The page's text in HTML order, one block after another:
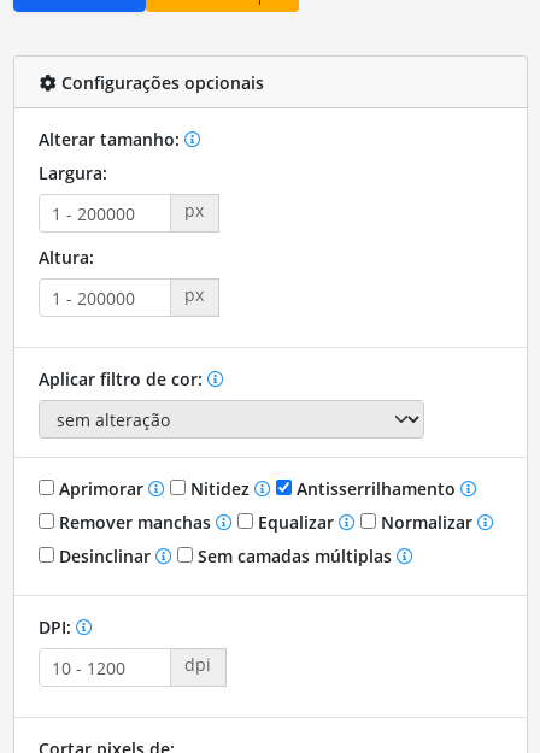
Configurações opcionais
Alterar tamanho:
Largura:
px
Altura:
px
Aplicar filtro de cor:
Aprimorar Nitidez
Antisserrilhamento
Remover manchas
Equalizar
Normalizar
Desinclinar
Sem camadas múltiplas
DPI:
dpi